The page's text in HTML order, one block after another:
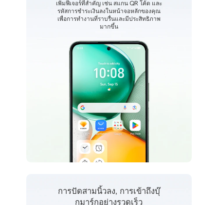
เพิ่มฟีเจอร์ที่สำคัญ เช่น สแกน QR โค้ด และ
รหัสการชำระเงินลงในหน้าจอหลักของคุณ
เพื่อการทำงานที่ราบรื่นและมีประสิทธิภาพ
มากขึ้น
การปัดสามนิ้วลง, การเข้าถึงบุ๊
กมาร์กอย่างรวดเร็ว